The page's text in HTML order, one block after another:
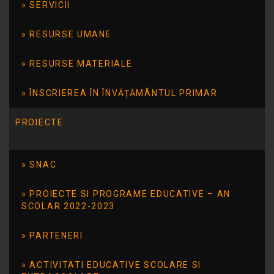
SERVICII
RESURSE UMANE
RESURSE MATERIALE
ÎNSCRIEREA ÎN ÎNVĂȚĂMÂNTUL PRIMAR
PROIECTE
SNAC
PROIECTE SI PROGRAME EDUCATIVE – AN
SCOLAR 2022-2023
PARTENERI
ACTIVITATI EDUCATIVE SCOLARE SI
Lecturii
15 Februarie – Ziua Națională a Lecturii
ale copiilor.
Citește mai mult